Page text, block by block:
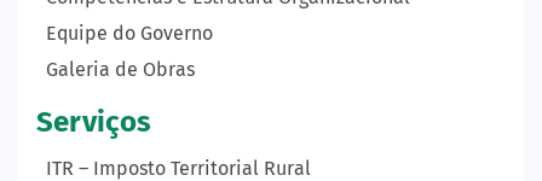
Equipe do Governo
Galeria de Obras
Serviços
ITR – Imposto Territorial Rural